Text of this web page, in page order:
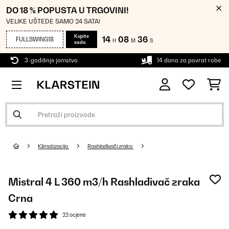
DO 18 % POPUSTA U TRGOVINI!
VELIKE UŠTEDE SAMO 24 SATA!
FULLSWING18
Kupite
sada
14 H 08 M 36 S
3-godišnje jamstvo 14 dana za povrat robe
Klimatizacija Rashlađivači zraka
Mistral 4 L 360 m3/h Rashlađivač zraka
Crna
22 ocjene